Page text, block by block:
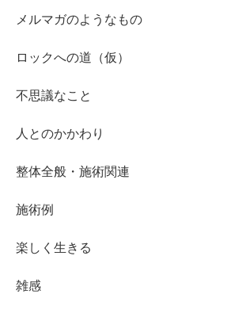
メルマガのようなもの
ロックへの道（仮）
不思議なこと
人とのかかわり
整体全般・施術関連
施術例
楽しく生きる
雑感